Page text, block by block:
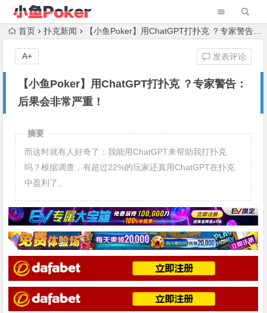
首页 扑克新闻 【小鱼Poker】用ChatGPT打扑克 ？专家警告：后果会非常严重！
【小鱼Poker】用ChatGPT打扑克 ？专家警告：
后果会非常严重！
发表评论
A+
摘要
而这时就有人好奇了：我能用ChatGPT来帮助我打扑克
吗？根据调查，有超过22%的玩家还真用ChatGPT在扑克
中盈利了。